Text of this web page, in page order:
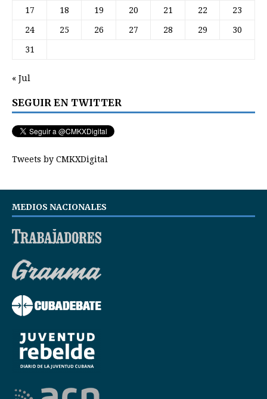
17 18 19 20 21 22 23
24 25 26 27 28 29 30
31
« Jul
SEGUIR EN TWITTER
Tweets by CMKXDigital
MEDIOS NACIONALES